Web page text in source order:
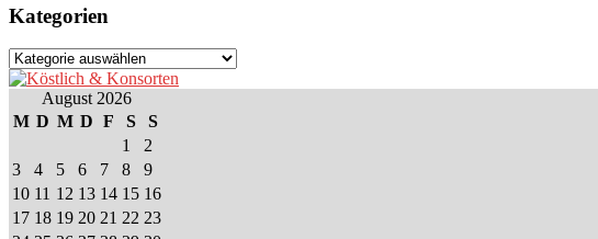
Kategorien
Kategorien
August 2026
M D M D F S
S
1
2
3
4 5 6 7 8
9
10 11 12 13 14 15 16
17 18 19 20 21 22 23